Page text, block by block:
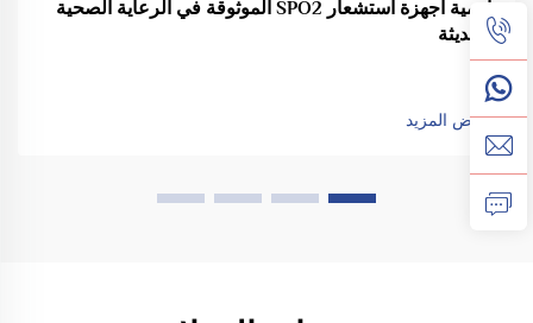
أهمية أجهزة استشعار SPO2 الموثوقة في الرعاية الصحية
الحديثة
عرض المزيد